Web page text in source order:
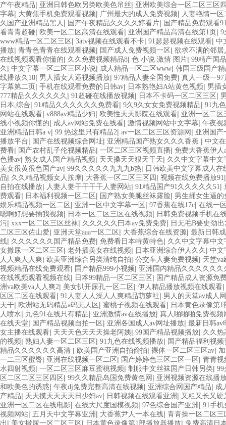
产午夜精品| 亚洲日韩色欧另类欧美色吊丝| 亚洲欧美综合一区二区三区
字幕| 大黄焦手机免费观看视频| 广州最大的成人免费视频| 人妻艳情一
久国产亚洲精品黑人 | 国产午夜精品久久久久婷看片| 国产精品免费观看
看青青超碰| 欧美一区二区高清在线观看| 亚洲国产精品高清在线第1页 | 9
www精品一区二区三区 | 3atv视频在线观看不卡| 91瑟瑟视频在线观看| 中
播放| 青青色青青在线观看视频| 国产成人免费视频一区 | 欲求不满的邻
在线视频观看你懂的| 久久免费视频精品8| 色 小说 激情 图片| 99精产国
久 | 中文字幕一区二区三区小说| 成人精品一区二区www| 韩国三级国产
线播放久18| 男人插女人逼视频播放| 97精品人妻全国免费| 真人一级一
字幕第二页 | 手机在线观看免费的日韩av| 日本熟艳妇A站黄色视频| 男插
777精品久久久久久久 | 91超碰在线播放视频| 日本不卡码一区二区三区 |
日本,综合| 91精品久久久久久久免费看| 9久9久女女免费视频精品| 91九
网站在线观看| v888av精品少妇| 欧美性天天影院在线观看| 亚洲一区二
线小视频你懂的| 成人av网站免费在线看| 激情视频网站中文字幕| 午夜视
亚洲精品日韩a v| 99 热这里只有精品2| av一区二区三区资源网 | 亚洲国产
播放平台| 国产在线视频综合网址| 亚洲精品国产熟女久久久香蕉 | 中文
费看| 国产农村乱子伦视频精品| 一区二区三区视频直播| 免费大香蕉伊人
色播av| 熟女成人国产精品视频| 天天搡天天狠天干天| 久久中文字幕中文
美女很黄很色国产av| 99久久久久久九九九b热| 日韩欧美中文字幕成人在
品| 久久精品视频女人按摩| 大香蕉一区二区三区四 | 视频在线免费播放91
自拍在线播放| 人妻人妻干干干干人妻网站| 91精品国产91久久久久久51|
费观看| 日本福利视频一区二区 | 国产熟女美腿丝袜露脸| 男生捅女生逼
娱乐精品视频一区二区 | 亚洲一区中文字幕一区 | 97香蕉在线17c| 在线一
嗯啊好想要插我视频| 日本一区二区三区在线视频| 日韩免费视频手机在
污| xxx一区二区三区丝袜| 久久久久久曰本av免费免费| 日无毛B要史劲出
二区三区佐山爱| 亚洲天堂aaa一区二区 | 大香蕉综合在线资源| 最新日韩
线| 久久久久久久国产精品免费| 免费看日本特黄特色| 久久中文字幕中文
女撒尿一区二区三区 | 老外插美女在线视频| 日本亚洲综合伊人久久 | 中文
人人爽人人爽| 欧美亚洲综合另类清纯自拍| 公交车人妻免费视频| 天堂va
视频精品在线免费观看| 国产精品999小视频| 亚洲国内精品久久久久久久
在线视频观看视频在线| 日本99精品一区二区三区 | 国产精品成人资源免
洲va欧美va人人爽2| 美女扒开尿孔一区二区 | 伊人精品播放视频在线观看|
区区二区在线观看| 91人妻人人澡人人爽精品萌萝社| 男人的天堂av成人网
天干| 欧洲站无码精品a码无人区 | 蜜桃子视频在线观看| 日本黄色录像第
人喷水| 九色91在线只有精品| 亚洲激情av在线播放| 真人啪啪啪免费视频
在线天堂| 国产精品视频自拍一区 | 亚洲各国成人av网址播放| 最新日韩av
女主播在线观看| 天天天色天天天操老阿姨| 99国产精品视频播放| 久久热
的视频| 熟妇人妻一区二区三区 | 91九色在线视频播放| 国产精品福利视频
精品久久久久久久高清 | 欧美国产亚洲自拍偷拍| 裸体一区二区三区av|
一二三区蜜臀| 亚洲在线视频一区二区 | 国产婷婷色三区二区一区 | 青青视
水四射视频| 一区二区三区麻豆蜜桃视频| 制服中文丝袜国产日韩另类| 99
区二区二区三区四区 | 99久久精品岛国免费黄色网 | 亚洲视频资源在线播
和欧美色的诱惑| 午夜dj免费完整高清在线视频| 亚洲综合网国产精品| 成
产精品| 天天摸天天天天日少妇av| 日韩视频在线观看亚洲 | 又粗又长又硬
亚洲一区二区在线电影| 在线大尺度国模视频| 97色综合国产亚洲 | 91手
视频网站| 五月天中文字幕亚洲 | 大香蕉尹人一本在线| 青青操一区二区三
出 | 美女撒尿一区二区三区 | 日本黄色录像第1部播放器播放| 免费高清日